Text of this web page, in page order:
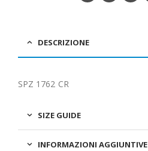
DESCRIZIONE
SPZ 1762 CR
SIZE GUIDE
INFORMAZIONI AGGIUNTIVE